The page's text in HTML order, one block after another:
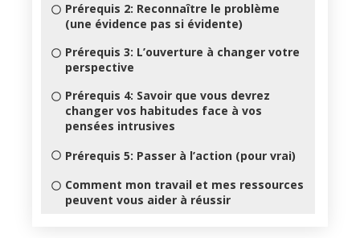
Prérequis 2: Reconnaître le problème
(une évidence pas si évidente)
Prérequis 3: L’ouverture à changer votre
perspective
Prérequis 4: Savoir que vous devrez
changer vos habitudes face à vos
pensées intrusives
Prérequis 5: Passer à l’action (pour vrai)
Comment mon travail et mes ressources
peuvent vous aider à réussir